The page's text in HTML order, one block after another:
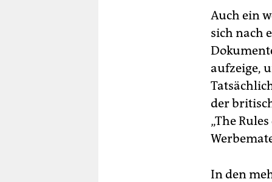
Auch ein
sich nach
aufzeige,
der
„The
In den